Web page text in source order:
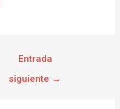
Entrada
siguiente →